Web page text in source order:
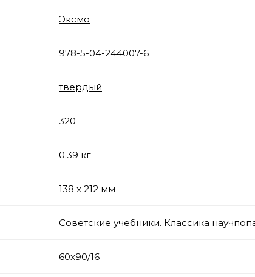
Эксмо
978-5-04-244007-6
твердый
320
0.39 кг
138 x 212 мм
Советские учебники. Классика
60x90/16